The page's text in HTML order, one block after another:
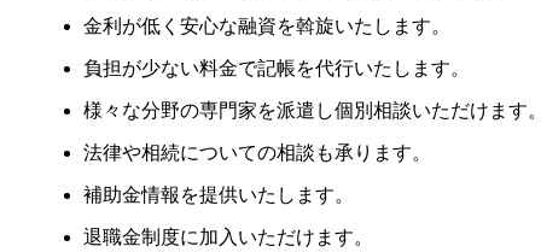
金利が低く安心な融資を斡旋いたします。
負担が少ない料金で記帳を代行いたします。
様々な分野の専門家を派遣し個別相談いただけます
法律や相続についての相談も承ります。
補助金情報を提供いたします。
退職金制度に加入いただけます。